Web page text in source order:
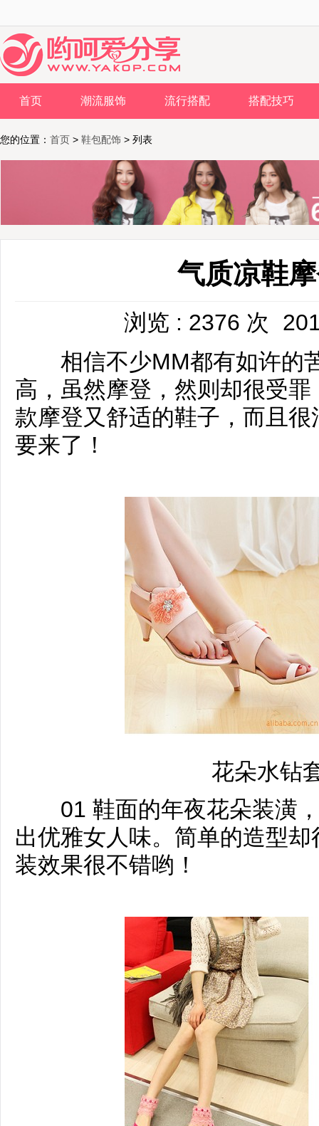
首页 潮流服饰 流行搭配 搭配技巧
您的位置： 首页 > 鞋包配饰 > 列表
气质凉鞋
浏览 : 2376 次
相信不少MM都有如许的
高，虽然摩登，然则却很受
款摩登又舒适的鞋子，而且
要来了！
花朵水钻
01 鞋面的年夜花朵装潢，
出优雅女人味。简单的造型
装效果很不错哟！